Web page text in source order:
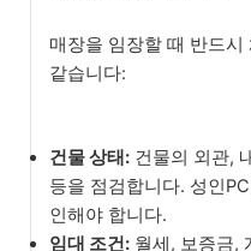
매장을 임장할 때 반드
같습니다:
건물 상태: 건물의 외관,
등을 점검합니다. 성인
인해야 합니다.
임대 조건: 월세, 보증금,